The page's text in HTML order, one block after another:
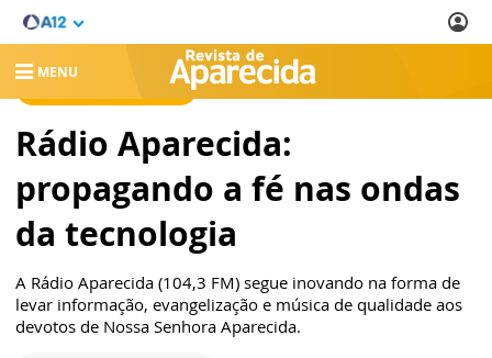
MENU
REVISTA DE APARECIDA
Rádio Aparecida:
propagando a fé nas ondas
da tecnologia
A Rádio Aparecida (104,3 FM) segue inovando na forma de
levar informação, evangelização e música de qualidade aos
devotos de Nossa Senhora Aparecida.